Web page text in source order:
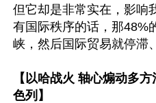
但它却是非常实在，影响
有国际秩序的话，那48%
峡，然后国际贸易就停滞
【以哈战火 轴心煽动多
色列】